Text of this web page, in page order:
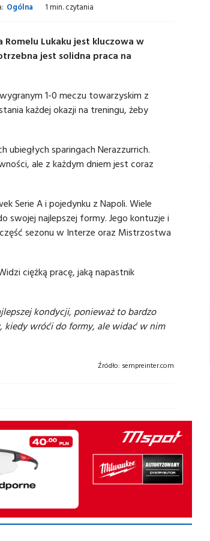
Ogólna 1 min. czytania
Lukaku jest kluczowa w
jest solidna praca na
1-0 meczu towarzyskim z
każdej okazji na treningu, żeby
ubiegłych sparingach Nerazzurrich.
ale z każdym dniem jest coraz
Serie A i pojedynku z Napoli. Wiele
swojej najlepszej formy. Jego kontuzje i
sezonu w Interze oraz Mistrzostwa
ciężką pracę, jaką napastnik
kondycji, ponieważ to bardzo
kiedy wróći do formy, ale widać w nim
Źródło: sempreinter.com